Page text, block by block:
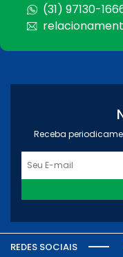
(31) 97130-
Receba
REDES SOCIAIS